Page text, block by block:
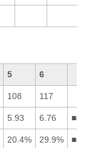
5 6
108 117
5.93 6.76
20.4% 29.9%